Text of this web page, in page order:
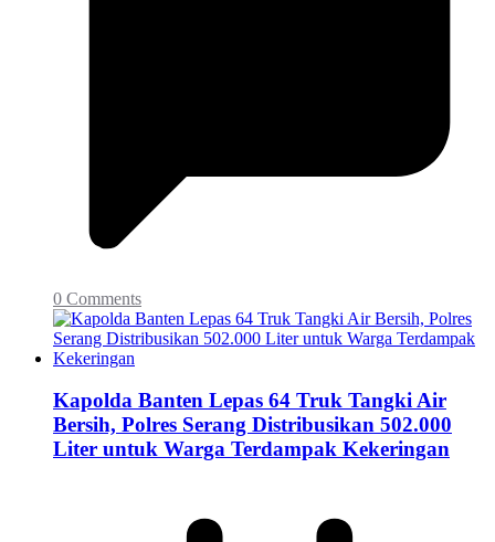
0 Comments
Kapolda Banten Lepas 64 Truk Tangki Air
Bersih, Polres Serang Distribusikan 502.000
Liter untuk Warga Terdampak Kekeringan